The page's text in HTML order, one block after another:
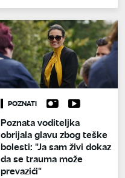
POZNATI
Poznata voditeljka
obrijala glavu zbog teške
bolesti: "Ja sam živi dokaz
da se trauma može
prevazići"